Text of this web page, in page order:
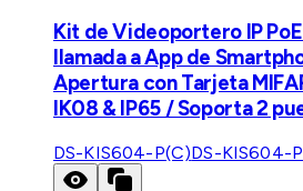
Kit de Videoportero IP
llamada a App de
Apertura con Tarjeta
IK08 & IP65 / Soporta 2
DS-KIS604-P(C)DS-KIS604-